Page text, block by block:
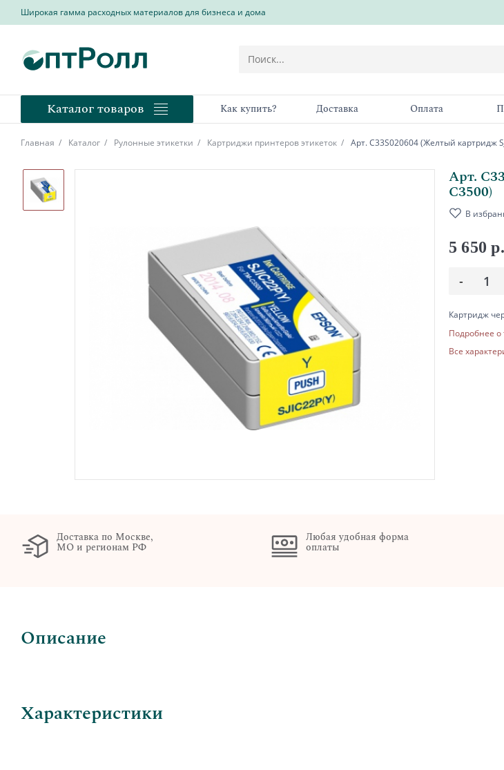
Широкая гамма расходных материалов для бизнеса и дома
Каталог товаров Как купить? Доставка Оплата
Главная Каталог Рулонные этикетки Картриджи принтеров этикеток Арт. C33S020604 (Желтый картридж
Арт.
C3500)
В
5 650 р.
- 1
Картридж
Подробнее о
Все
Доставка по Москве,
МО и регионам РФ
Любая удобная форма
оплаты
Описание
Характеристики